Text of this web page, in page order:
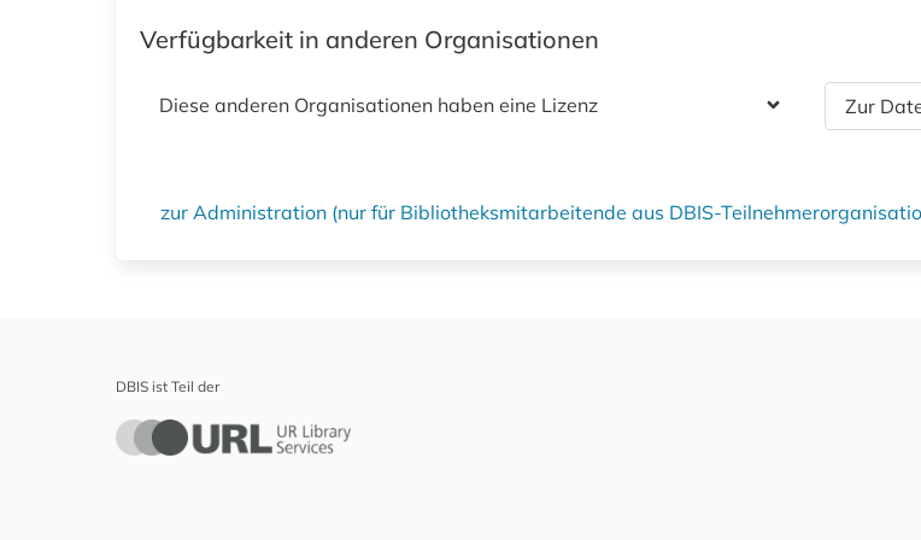
Verfügbarkeit in anderen Organisationen
Diese anderen Organisationen haben eine Lizenz Zur
zur Administration (nur für Bibliotheksmitarbeitende aus DBIS-
DBIS ist Teil der